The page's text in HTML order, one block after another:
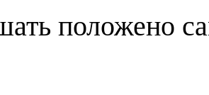
положено